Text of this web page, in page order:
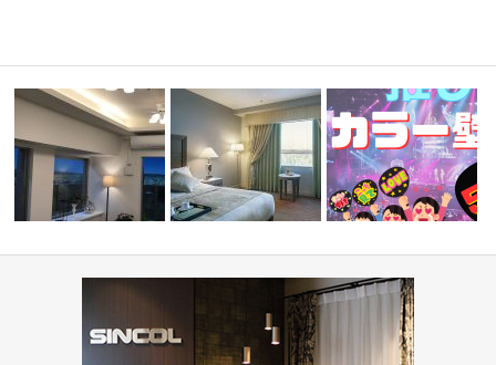
ランパーク …
ホテル(コーディネート集)
『推しカラー壁紙 5選👋